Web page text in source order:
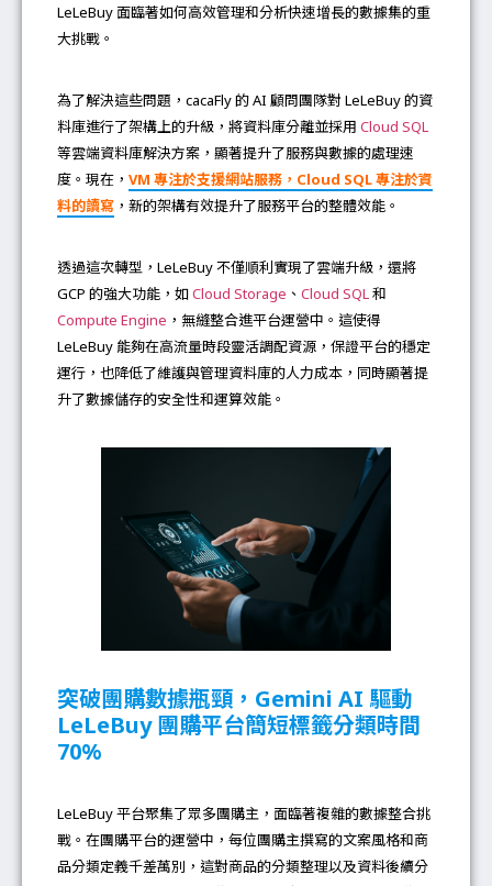
LeLeBuy 面臨著如何高效管理和分析快速增長的數據集的重
大挑戰。
為了解決這些問題，cacaFly 的 AI 顧問團隊對 LeLeBuy 的資
料庫進行了架構上的升級，將資料庫分離並採用 Cloud SQL
等雲端資料庫解決方案，顯著提升了服務與數據的處理速
度。現在， VM 專注於支援網站服務，Cloud SQL 專注於資
料的讀寫 ，新的架構有效提升了服務平台的整體效能。
透過這次轉型，LeLeBuy 不僅順利實現了雲端升級，還將
GCP 的強大功能，如Cloud Storage 、 Cloud SQL和
Compute Engine ，無縫整合進平台運營中。這使得
LeLeBuy 能夠在高流量時段靈活調配資源，保證平台的穩定
運行，也降低了維護與管理資料庫的人力成本，同時顯著提
升了數據儲存的安全性和運算效能。
突破團購數據瓶頸，Gemini AI 驅動
LeLeBuy 團購平台簡短標籤分類時間
70%
LeLeBuy 平台聚集了眾多團購主，面臨著複雜的數據整合挑
戰。在團購平台的運營中，每位團購主撰寫的文案風格和商
品分類定義千差萬別，這對商品的分類整理以及資料後續分